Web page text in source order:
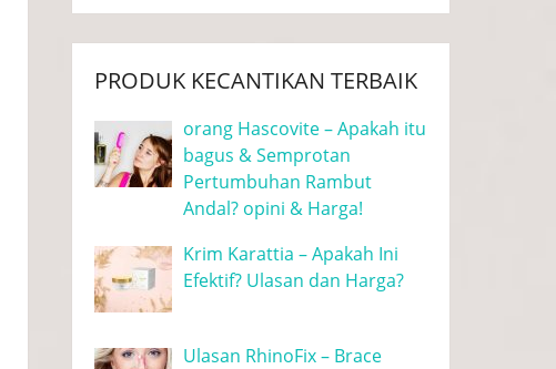
PRODUK KECANTIKAN TERBAIK
orang Hascovite – Apakah itu
bagus & Semprotan
Pertumbuhan Rambut
Andal? opini & Harga!
Krim Karattia – Apakah Ini
Efektif? Ulasan dan Harga?
Ulasan RhinoFix – Brace